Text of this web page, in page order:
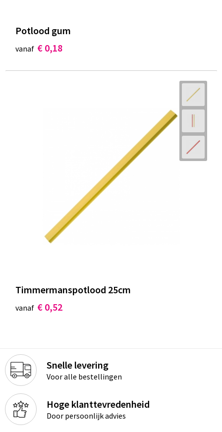
Potlood gum
vanaf € 0,18
Timmermanspotlood 25cm
vanaf € 0,52
Snelle levering
Voor alle bestellingen
Hoge klanttevredenheid
Door persoonlijk advies